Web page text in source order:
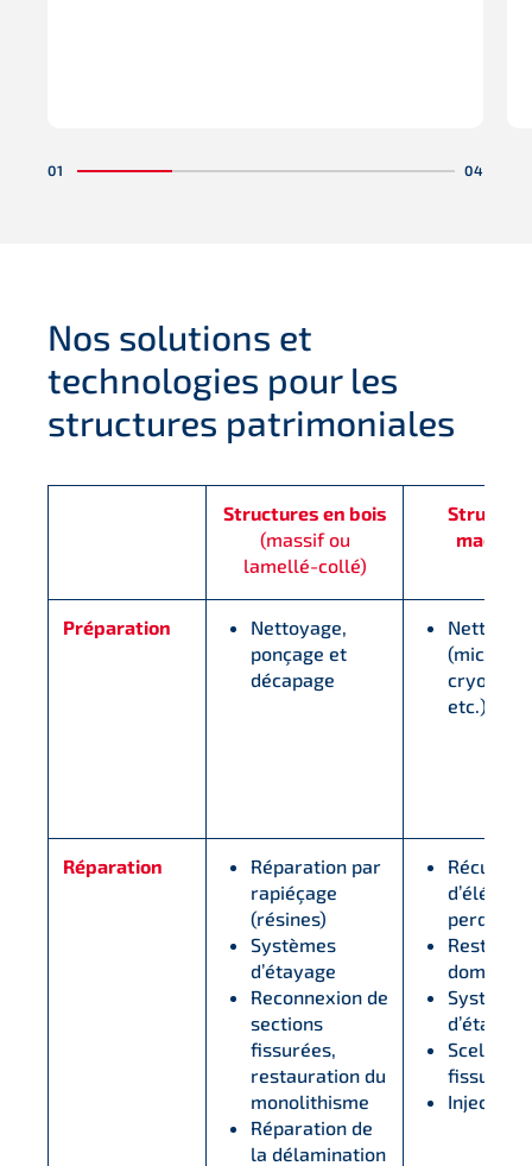
Nos solutions et
technologies pour les
structures patrimoniales
Structures en bois
(massif ou
lamellé-collé)
Préparation
Nettoyage,
ponçage et
décapage
etc.)
Réparation
Réparation par
rapiéçage
(résines)
Systèmes
d’étayage
Reconnexion de
sections
fissurées,
restauration du
monolithisme
Réparation de
la délamination
perdus
Systèmes
fissures
Injections